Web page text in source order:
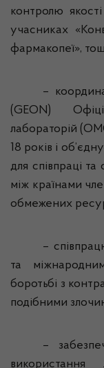
контролю
учасниках
фармакопеї»,
–
(GEON)
лабораторій
18 років і
для співпраці
між країнами
обмежених
–
та
боротьбі з
подібними
–